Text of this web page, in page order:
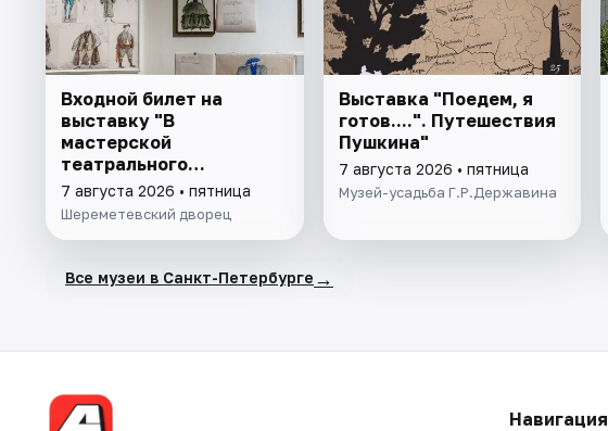
Входной билет на
выставку "В
мастерской
театрального
художника"
7 августа 2026 • пятница
Шереметевский дворец
Выставка "Поедем, я
готов....". Путешествия
Пушкина"
7 августа 2026 • пятница
Музей-усадьба Г.Р.Державина
Все музеи в Санкт-Петербурге →
Навигация